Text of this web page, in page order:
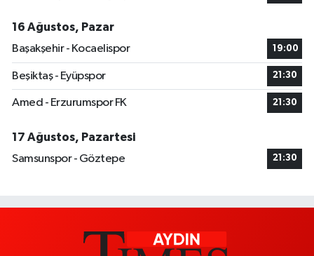
16 Ağustos, Pazar
Başakşehir - Kocaelispor
19:00
Beşiktaş - Eyüpspor 21:30
Amed - Erzurumspor FK 21:30
17 Ağustos, Pazartesi
Samsunspor - Göztepe
21:30